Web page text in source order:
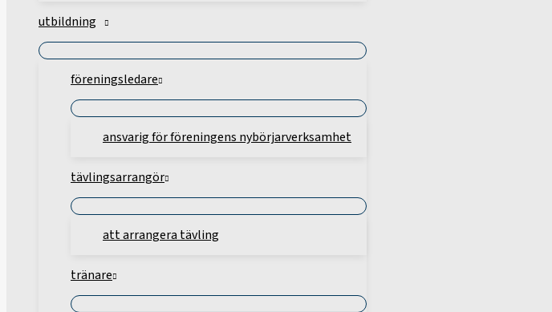
utbildning
föreningsledare
ansvarig för föreningens nybörjarverksamhet
tävlingsarrangör
att arrangera tävling
tränare